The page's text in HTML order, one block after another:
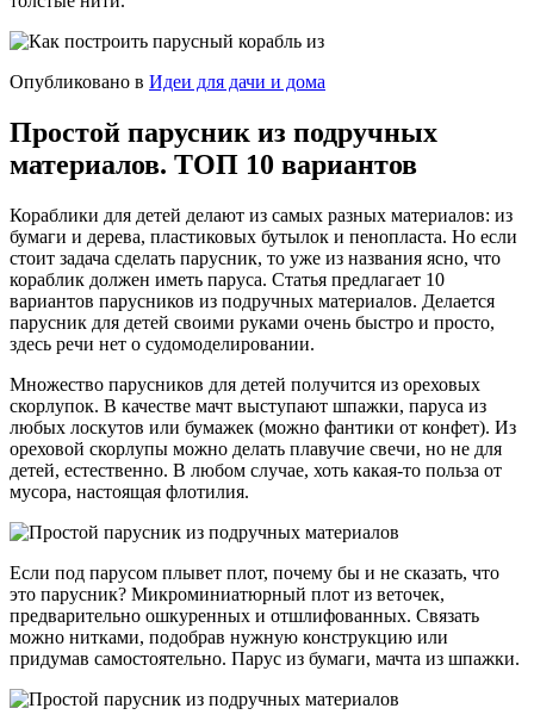
Опубликовано в Идеи для дачи и дома
Простой парусник из подручных
материалов. ТОП 10 вариантов
Кораблики для детей делают из самых разных материалов: из
бумаги и дерева, пластиковых бутылок и пенопласта. Но если
стоит задача сделать парусник, то уже из названия ясно, что
кораблик должен иметь паруса. Статья предлагает 10
вариантов парусников из подручных материалов. Делается
парусник для детей своими руками очень быстро и просто,
здесь речи нет о судомоделировании.
Множество парусников для детей получится из ореховых
скорлупок. В качестве мачт выступают шпажки, паруса из
любых лоскутов или бумажек (можно фантики от конфет). Из
ореховой скорлупы можно делать плавучие свечи, но не для
детей, естественно. В любом случае, хоть какая-то польза от
мусора, настоящая флотилия.
Если под парусом плывет плот, почему бы и не сказать, что
это парусник? Микроминиатюрный плот из веточек,
предварительно ошкуренных и отшлифованных. Связать
можно нитками, подобрав нужную конструкцию или
придумав самостоятельно. Парус из бумаги, мачта из шпажки.